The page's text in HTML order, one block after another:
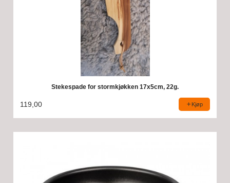
Stekespade for stormkjøkken 17x5cm, 22g.
119,00 Kjøp